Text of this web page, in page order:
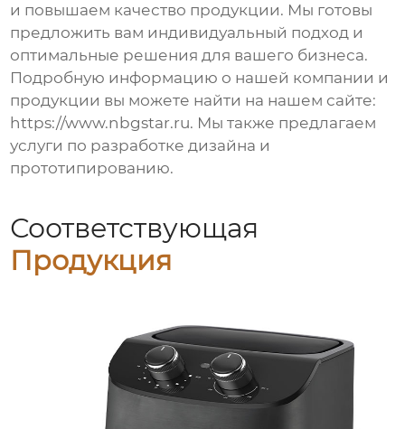
и повышаем качество продукции. Мы готовы
предложить вам индивидуальный подход и
оптимальные решения для вашего бизнеса.
Подробную информацию о нашей компании и
продукции вы можете найти на нашем сайте:
https://www.nbgstar.ru. Мы также предлагаем
услуги по разработке дизайна и
прототипированию.
Соответствующая
Продукция